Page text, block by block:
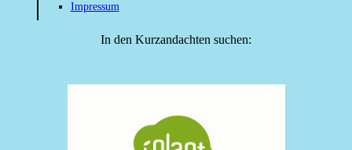
Impressum
In den Kurzandachten suchen: